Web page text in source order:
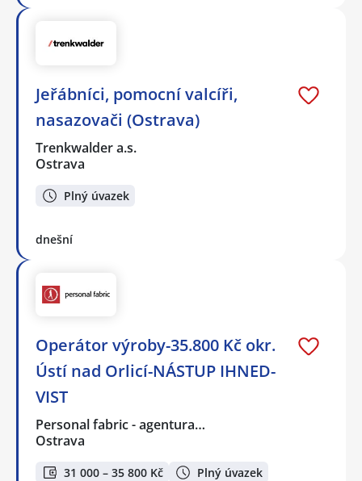
Jeřábníci, pomocní valcíři,
nasazovači (Ostrava)
Trenkwalder a.s.
Ostrava
Plný úvazek
dnešní
Operátor výroby-35.800 Kč okr.
Ústí nad Orlicí-NÁSTUP IHNED-
VIST
Personal fabric - agentura…
Ostrava
31 000 – 35 800 Kč
Plný úvazek